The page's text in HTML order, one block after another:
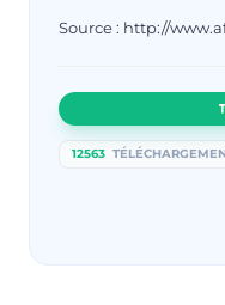
Source : http://
12563